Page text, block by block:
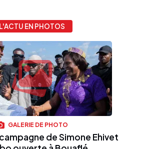
L'ACTU EN PHOTOS
GALERIE DE PHOTO
de Simone Ehivet